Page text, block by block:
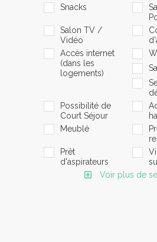
Snacks
Salon TV /
Vidéo
Accès internet
(dans les
logements)
Possibilité de
Court Séjour
Meublé
Prêt
d'aspirateurs
Voir plus de